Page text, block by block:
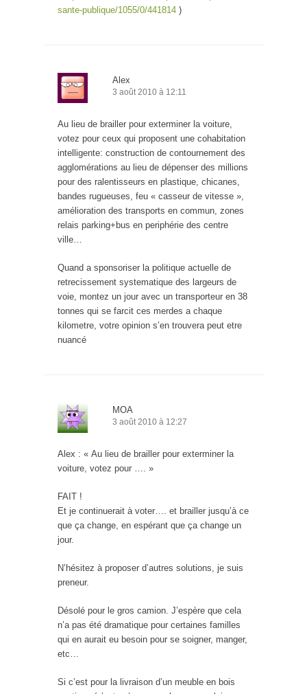
sante-publique/1055/0/441814 )
Alex
3 août 2010 à 12:11
Au lieu de brailler pour exterminer la voiture,
votez pour ceux qui proposent une cohabitation
intelligente: construction de contournement des
agglomérations au lieu de dépenser des millions
pour des ralentisseurs en plastique, chicanes,
bandes rugueuses, feu « casseur de vitesse »,
amélioration des transports en commun, zones
relais parking+bus en periphérie des centre
ville…
Quand a sponsoriser la politique actuelle de
retrecissement systematique des largeurs de
voie, montez un jour avec un transporteur en 38
tonnes qui se farcit ces merdes a chaque
kilometre, votre opinion s’en trouvera peut etre
nuancé
MOA
3 août 2010 à 12:27
Alex : « Au lieu de brailler pour exterminer la
voiture, votez pour …. »
FAIT !
Et je continuerait à voter…. et brailler jusqu’à ce
que ça change, en espérant que ça change un
jour.
N’hésitez à proposer d’autres solutions, je suis
preneur.
Désolé pour le gros camion. J’espère que cela
n’a pas été dramatique pour certaines familles
qui en aurait eu besoin pour se soigner, manger,
etc…
Si c’est pour la livraison d’un meuble en bois